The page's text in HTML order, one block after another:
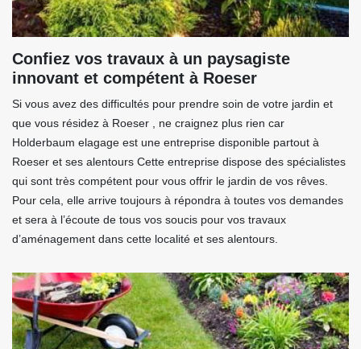
Confiez vos travaux à un paysagiste
innovant et compétent à Roeser
Si vous avez des difficultés pour prendre soin de votre jardin et
que vous résidez à Roeser , ne craignez plus rien car
Holderbaum elagage est une entreprise disponible partout à
Roeser et ses alentours Cette entreprise dispose des spécialistes
qui sont très compétent pour vous offrir le jardin de vos rêves.
Pour cela, elle arrive toujours à répondra à toutes vos demandes
et sera à l’écoute de tous vos soucis pour vos travaux
d’aménagement dans cette localité et ses alentours.